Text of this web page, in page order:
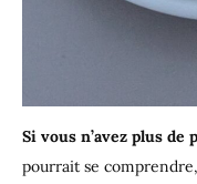
Si vous n’avez plus de
pourrait se